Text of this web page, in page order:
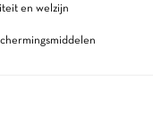
en welzijn